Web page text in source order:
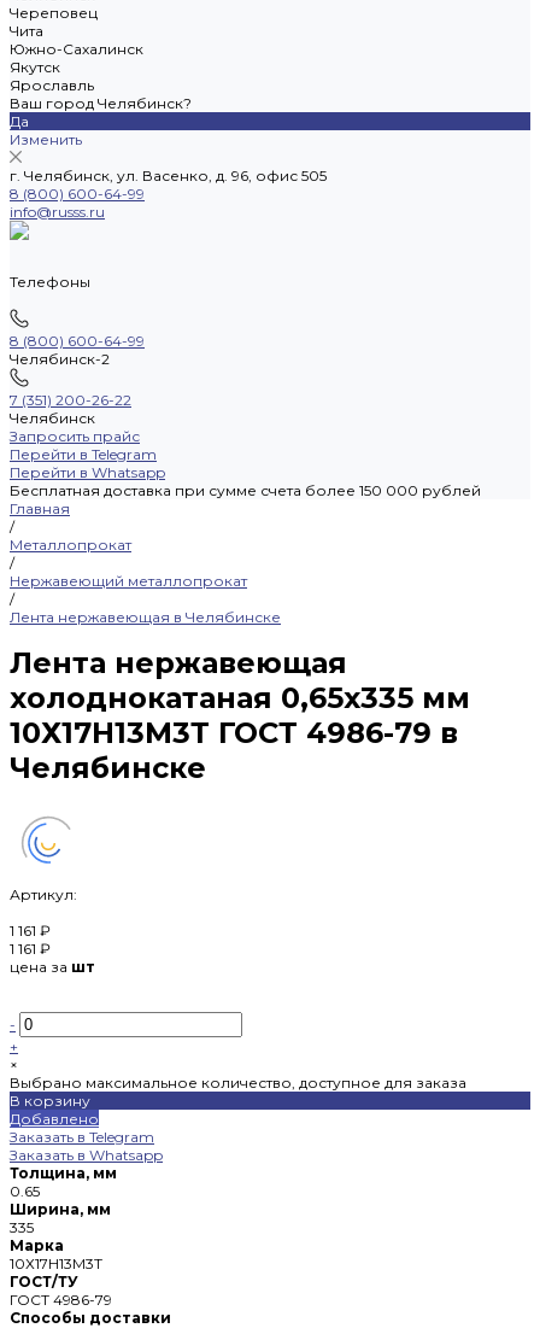
Череповец
Чита
Южно-Сахалинск
Якутск
Ярославль
Ваш город Челябинск?
Да
Изменить
г. Челябинск, ул. Васенко, д. 96, офис 505
8 (800) 600-64-99
info@russs.ru
Телефоны
8 (800) 600-64-99
Челябинск-2
7 (351) 200-26-22
Челябинск
Запросить прайс
Перейти в Telegram
Перейти в Whatsapp
Бесплатная доставка при сумме счета более 150 000 рублей
Главная
/
Металлопрокат
/
Нержавеющий металлопрокат
/
Лента нержавеющая в Челябинске
Лента нержавеющая
холоднокатаная 0,65х335 мм
10Х17Н13М3Т ГОСТ 4986-79 в
Челябинске
Артикул:
1 161 ₽
1 161 ₽
цена за шт
-
+
×
Выбрано максимальное количество, доступное для заказа
В корзину
Добавлено
Заказать в Telegram
Заказать в Whatsapp
Толщина, мм
0.65
Ширина, мм
335
Марка
10Х17Н13М3Т
ГОСТ/ТУ
ГОСТ 4986-79
Способы доставки